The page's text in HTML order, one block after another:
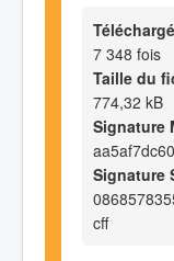
Téléchargé
7 348 fois
Taille du
774,32 kB
Signature
Signature
cff